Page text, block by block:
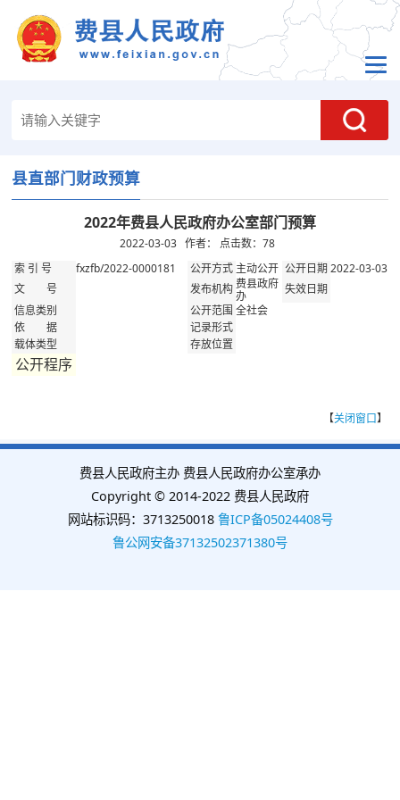
县直部门财政预算
2022年费县人民政府办公室部门预算
2022-03-03 作者： 点击数： 78
索 引 号 fxzfb/2022-0000181 公开方式 主动公开 公开日期2022-03-03
文 号 发布机构费县政府
办
失效日期
信息类别
公开范围全社会
依 据
记录形式
载体类型
存放位置
公开程序
【关闭窗口】
费县人民政府主办 费县人民政府办公室承办
Copyright © 2014-2022 费县人民政府
网站标识码：3713250018 鲁ICP备05024408号
鲁公网安备37132502371380号